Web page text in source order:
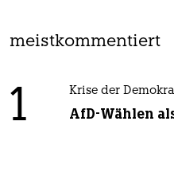
meistkommentiert
1 Krise der
AfD-Wählen